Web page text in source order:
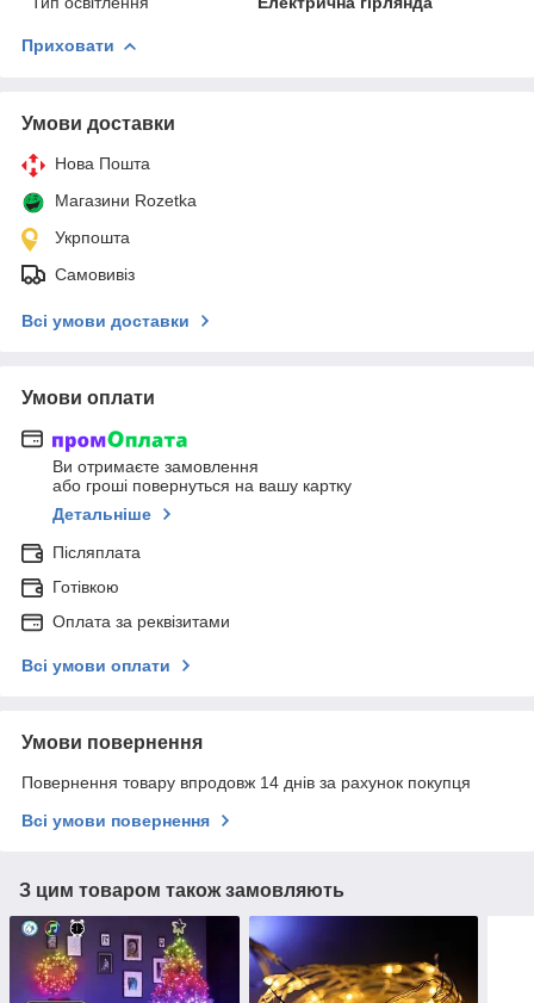
Приховати
Умови доставки
Нова Пошта
Магазини Rozetka
Укрпошта
Самовивіз
Всі умови доставки
Умови оплати
Ви отримаєте замовлення
або гроші повернуться на вашу картку
Детальніше
Післяплата
Готівкою
Оплата за реквізитами
Всі умови оплати
Умови повернення
Повернення товару впродовж 14 днів за рахунок покупця
Всі умови повернення
З цим товаром також замовляють